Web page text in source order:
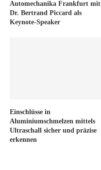
Automechanika Frankfurt mit
Dr. Bertrand Piccard als
Keynote-Speaker
Einschlüsse in
Aluminiumschmelzen mittels
Ultraschall sicher und präzise
erkennen